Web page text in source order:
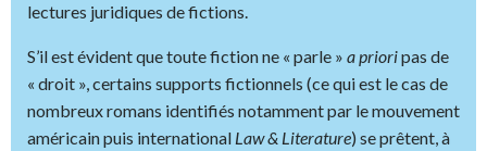
lectures juridiques de fictions.
S’il est évident que toute fiction ne « parle » a prioripas de
« droit », certains supports fictionnels (ce qui est le cas de
nombreux romans identifiés notamment par le mouvement
américain puis international Law & Literature) se prêtent, à